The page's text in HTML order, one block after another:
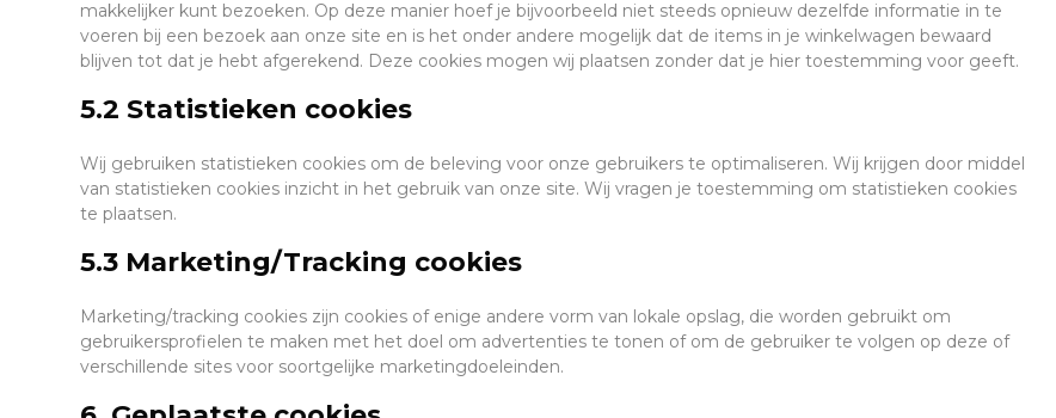
makkelijker kunt bezoeken. Op deze manier hoef je bijvoorbeeld niet steeds opnieuw dezelfde informatie in te
voeren bij een bezoek aan onze site en is het onder andere mogelijk dat de items in je winkelwagen bewaard
blijven tot dat je hebt afgerekend. Deze cookies mogen wij plaatsen zonder dat je hier toestemming voor geeft.
5.2 Statistieken cookies
Wij gebruiken statistieken cookies om de beleving voor onze gebruikers te optimaliseren. Wij krijgen door middel
van statistieken cookies inzicht in het gebruik van onze site. Wij vragen je toestemming om statistieken cookies
te plaatsen.
5.3 Marketing/Tracking cookies
Marketing/tracking cookies zijn cookies of enige andere vorm van lokale opslag, die worden gebruikt om
gebruikersprofielen te maken met het doel om advertenties te tonen of om de gebruiker te volgen op deze of
verschillende sites voor soortgelijke marketingdoeleinden.